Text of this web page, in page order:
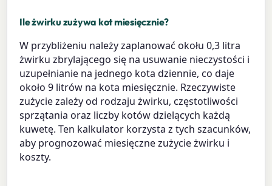
Ile żwirku zużywa kot miesięcznie?
W przybliżeniu należy zaplanować okołu 0,3 litra
żwirku zbrylającego się na usuwanie nieczystości i
uzupełnianie na jednego kota dziennie, co daje
około 9 litrów na kota miesięcznie. Rzeczywiste
zużycie zależy od rodzaju żwirku, częstotliwości
sprzątania oraz liczby kotów dzielących każdą
kuwetę. Ten kalkulator korzysta z tych szacunków,
aby prognozować miesięczne zużycie żwirku i
koszty.